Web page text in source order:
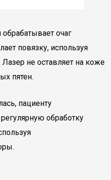
очаг
повязку, используя
не оставляет на коже
пятен.
пациенту
обработку